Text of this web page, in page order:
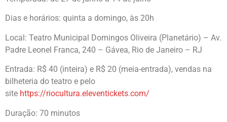
Dias e horários: quinta a domingo, às 20h
Local: Teatro Municipal Domingos Oliveira (Planetário) – Av.
Padre Leonel Franca, 240 – Gávea, Rio de Janeiro – RJ
Entrada: R$ 40 (inteira) e R$ 20 (meia-entrada), vendas na
bilheteria do teatro e pelo
site https://riocultura.eleventickets.com/
Duração: 70 minutos